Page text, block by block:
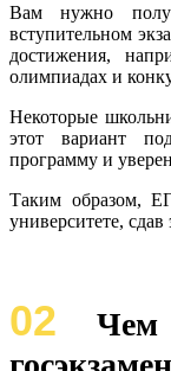
Вам нужно
вступительном
достижения,
олимпиадах и
Некоторые
этот вариант
программу и
Таким образом,
университете,
02
Чем